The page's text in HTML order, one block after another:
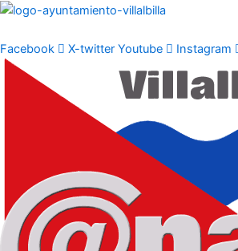
Ir
contenido
Facebook X-twitter Youtube Instagram